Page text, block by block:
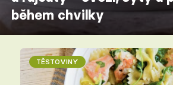
během chvilky
TĚSTOVINY